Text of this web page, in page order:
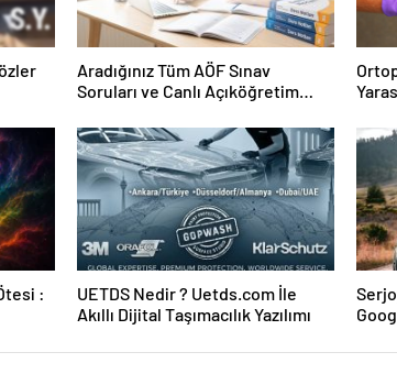
Aradığınız Tüm AÖF Sınav
Soruları ve Canlı Açıköğretim
:
UETDS Nedir ? Uetds.com İle
Akıllı Dijital Taşımacılık Yazılımı
Serjoy : Dijital Medya